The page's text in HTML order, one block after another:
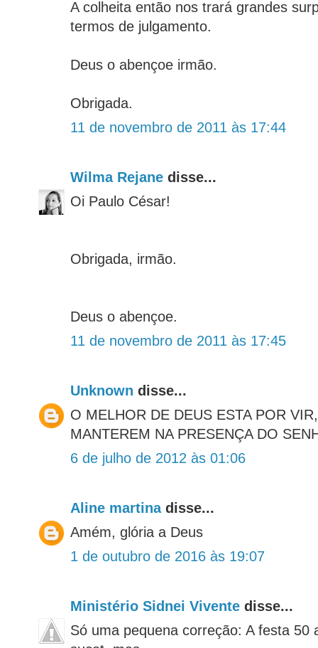
A colheita então nos trará grandes
termos de julgamento.
Deus o abençoe irmão.
Obrigada.
11 de novembro de 2011 às 17:44
Wilma Rejane disse...
Oi Paulo César!
Obrigada, irmão.
Deus o abençoe.
11 de novembro de 2011 às 17:45
Unknown disse...
O MELHOR DE DEUS ESTA POR
MANTEREM NA PRESENÇA DO
6 de julho de 2012 às 01:06
Aline martinadisse...
Amém, glória a Deus
1 de outubro de 2016 às 19:07
Ministério Sidnei Vivente disse...
Só uma pequena correção: A festa 50